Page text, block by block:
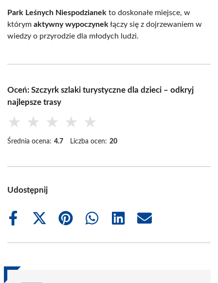
Park Leśnych Niespodzianek to doskonałe miejsce, w
którym aktywny wypoczynekłączy się z dojrzewaniem w
wiedzy o przyrodzie dla młodych ludzi.
Oceń: Szczyrk szlaki turystyczne dla dzieci – odkryj
najlepsze trasy
★ ★ ★ ★ ★
Średnia ocena: 4.7 Liczba ocen: 20
Udostępnij
Share
Share
(Twitter)
Share
Share
Share
Share